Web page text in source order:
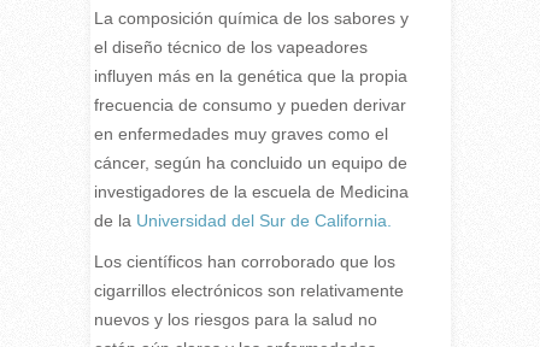
La composición química de los sabores y
el diseño técnico de los vapeadores
influyen más en la genética que la propia
frecuencia de consumo y pueden derivar
en enfermedades muy graves como el
cáncer, según ha concluido un equipo de
investigadores de la escuela de Medicina
de la Universidad del Sur de California.
Los científicos han corroborado que los
cigarrillos electrónicos son relativamente
nuevos y los riesgos para la salud no